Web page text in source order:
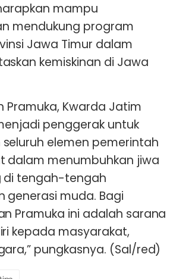
mampu
mendukung program
Jawa Timur dalam
kemiskinan di Jawa
Pramuka, Kwarda Jatim
penggerak untuk
elemen pemerintah
dalam menumbuhkan jiwa
tengah-tengah
generasi muda. Bagi
Pramuka ini adalah sarana
kepada masyarakat,
pungkasnya. (Sal/red)